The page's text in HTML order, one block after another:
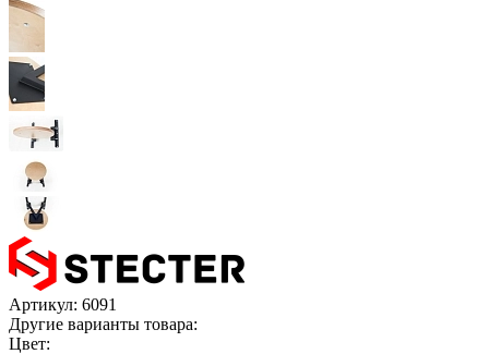
Артикул: 6091
Другие варианты товара:
Цвет: